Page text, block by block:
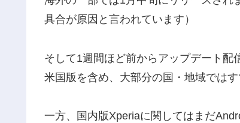
具合が原因と言われています）
そして1週間ほど前からアップデート
米国版を含め、大部分の国・地域では
一方、国内版Xperiaに関してはまだ